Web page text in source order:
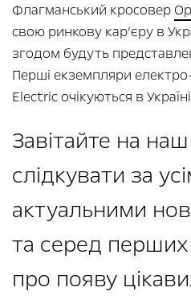
Флагманський кросовер
свою ринкову кар’єру в
згодом будуть
Перші екземпляри
Electric очікуються в
Завітайте на
слідкувати за
актуальними
та серед перших
про появу